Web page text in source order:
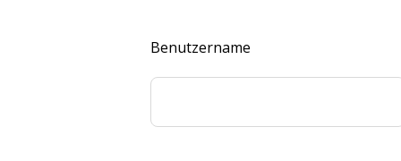
Benutzername